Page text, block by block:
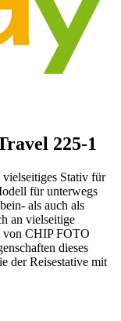
225-1
Stativ für
für unterwegs
als auch als
an vielseitige
von CHIP FOTO
dieses
der Reisestative mit